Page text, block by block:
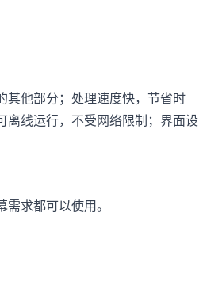
其他部分；处理速度快，节省时
离线运行，不受网络限制；界面设
求都可以使用。